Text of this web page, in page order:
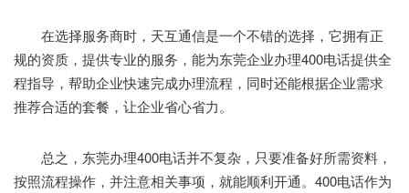
在选择服务商时，天互通信是一个不错的选择，它拥有正
规的资质，提供专业的服务，能为东莞企业办理400电话提供全
程指导，帮助企业快速完成办理流程，同时还能根据企业需求
推荐合适的套餐，让企业省心省力。
总之，东莞办理400电话并不复杂，只要准备好所需资料，
按照流程操作，并注意相关事项，就能顺利开通。400电话作为